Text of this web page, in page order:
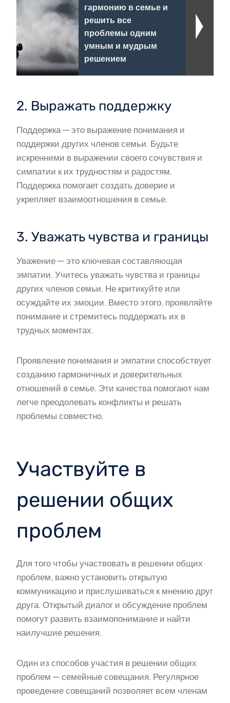
гармонию в семье и
решить все
проблемы одним
умным и мудрым
решением
2. Выражать поддержку
Поддержка — это выражение понимания и
поддержки других членов семьи. Будьте
искренними в выражении своего сочувствия и
симпатии к их трудностям и радостям.
Поддержка помогает создать доверие и
укрепляет взаимоотношения в семье.
3. Уважать чувства и границы
Уважение — это ключевая составляющая
эмпатии. Учитесь уважать чувства и границы
других членов семьи. Не критикуйте или
осуждайте их эмоции. Вместо этого, проявляйте
понимание и стремитесь поддержать их в
трудных моментах.
Проявление понимания и эмпатии способствует
созданию гармоничных и доверительных
отношений в семье. Эти качества помогают нам
легче преодолевать конфликты и решать
проблемы совместно.
Участвуйте в
решении общих
проблем
Для того чтобы участвовать в решении общих
проблем, важно установить открытую
коммуникацию и прислушиваться к мнению друг
друга. Открытый диалог и обсуждение проблем
помогут развить взаимопонимание и найти
наилучшие решения.
Один из способов участия в решении общих
проблем — семейные совещания. Регулярное
проведение совещаний позволяет всем членам